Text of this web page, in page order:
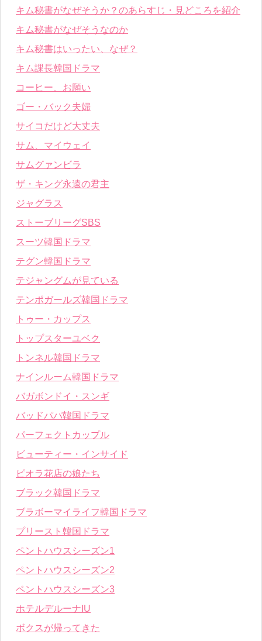
キム秘書がなぜそうか？のあらすじ・見どころを紹介
キム秘書がなぜそうなのか
キム秘書はいったい、なぜ？
キム課長韓国ドラマ
コーヒー、お願い
ゴー・バック夫婦
サイコだけど大丈夫
サム、マイウェイ
サムグァンビラ
ザ・キング永遠の君主
ジャグラス
ストーブリーグSBS
スーツ韓国ドラマ
テグン韓国ドラマ
テジャングムが見ている
テンポガールズ韓国ドラマ
トゥー・カップス
トップスターユベク
トンネル韓国ドラマ
ナインルーム韓国ドラマ
バガボンドイ・スンギ
バッドパパ韓国ドラマ
パーフェクトカップル
ビューティー・インサイド
ピオラ花店の娘たち
ブラック韓国ドラマ
ブラボーマイライフ韓国ドラマ
プリースト韓国ドラマ
ペントハウスシーズン1
ペントハウスシーズン2
ペントハウスシーズン3
ホテルデルーナIU
ボクスが帰ってきた